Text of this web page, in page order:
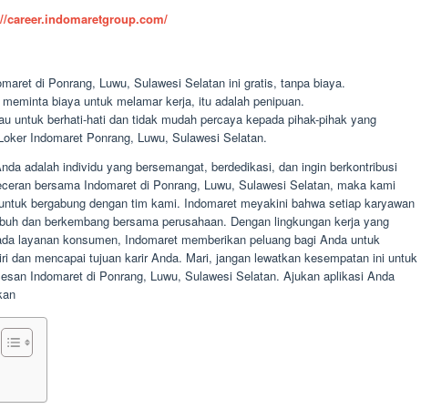
career.indomaretgroup.com/
di Ponrang, Luwu, Sulawesi Selatan ini gratis, tanpa biaya.
biaya untuk melamar kerja, itu adalah penipuan.
untuk berhati-hati dan tidak mudah percaya kepada pihak-pihak yang
Indomaret Ponrang, Luwu, Sulawesi Selatan.
adalah individu yang bersemangat, berdedikasi, dan ingin berkontribusi
bersama Indomaret di Ponrang, Luwu, Sulawesi Selatan, maka kami
bergabung dengan tim kami. Indomaret meyakini bahwa setiap karyawan
dan berkembang bersama perusahaan. Dengan lingkungan kerja yang
layanan konsumen, Indomaret memberikan peluang bagi Anda untuk
dan mencapai tujuan karir Anda. Mari, jangan lewatkan kesempatan ini untuk
Indomaret di Ponrang, Luwu, Sulawesi Selatan. Ajukan aplikasi Anda